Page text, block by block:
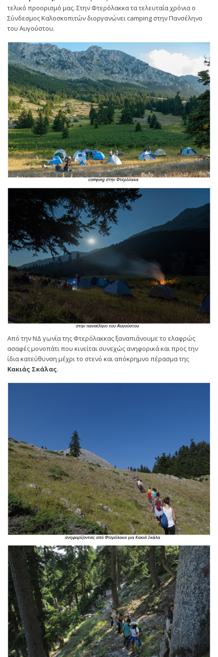
τελικό προορισμό μας. Στην Φτερόλακκα τα τελευταία χρόνια ο
Σύνδεσμος Καλοσκοπιτών διοργανώνει camping στην Πανσέληνο
του Αυγούστου.
Από την ΝΔ γωνία της Φτερόλακκας ξαναπιάνουμε το ελαφρώς
ασαφές μονοπάτι που κινείται συνεχώς ανηφορικά και προς την
ίδια κατεύθυνση μέχρι το στενό και απόκρημνο πέρασμα της
Κακιάς Σκάλας.